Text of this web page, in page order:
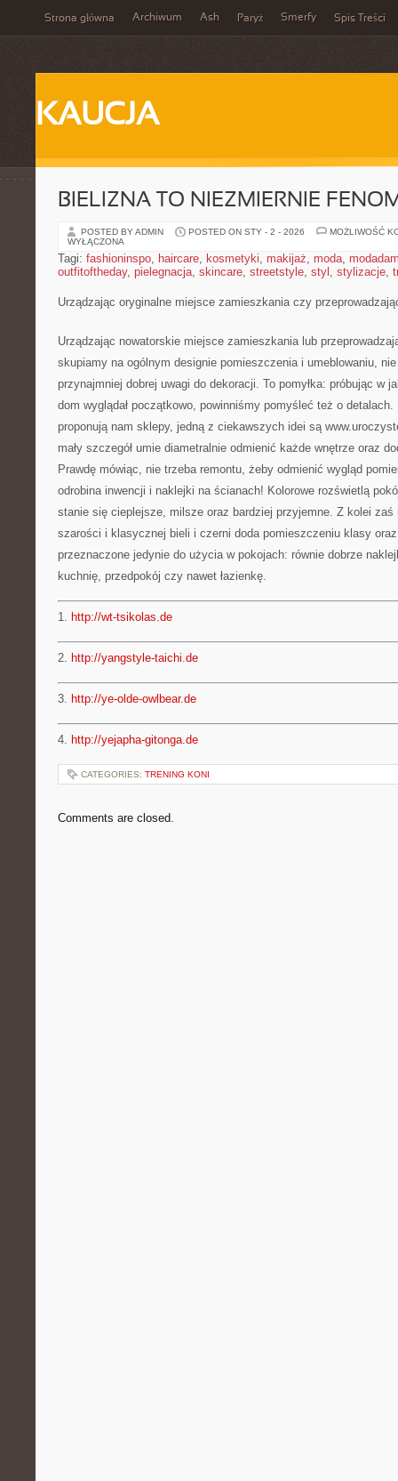
Strona główna Archiwum Ash Paryż Smerfy Spis Treści
KAUCJA
BIELIZNA TO NIEZMIERNIE
POSTED BY ADMIN POSTED ON STY - 2 - 2026
MOŻLIWOŚĆ
WYŁĄCZONA
Tagi: fashioninspo, haircare, kosmetyki, makijaż, moda,
outfitoftheday, pielegnacja, skincare, streetstyle, styl , stylizacje,
Urządzając oryginalne miejsce zamieszkania czy
Urządzając nowatorskie miejsce zamieszkania lub
skupiamy na ogólnym designie pomieszczenia i umeblowaniu,
przynajmniej dobrej uwagi do dekoracji. To pomyłka: próbując w
dom wyglądał początkowo, powinniśmy pomyśleć też o
proponują nam sklepy, jedną z ciekawszych idei są
mały szczegół umie diametralnie odmienić każde wnętrze oraz
Prawdę mówiąc, nie trzeba remontu, żeby odmienić wygląd
odrobina inwencji i naklejki na ścianach! Kolorowe rozświetlą
stanie się cieplejsze, milsze oraz bardziej przyjemne. Z kolei zaś
szarości i klasycznej bieli i czerni doda pomieszczeniu klasy
przeznaczone jedynie do użycia w pokojach: równie dobrze
kuchnię, przedpokój czy nawet łazienkę.
1. http://wt-tsikolas.de
2. http://yangstyle-taichi.de
3. http://ye-olde-owlbear.de
4. http://yejapha-gitonga.de
CATEGORIES: TRENING KONI
Comments are closed.